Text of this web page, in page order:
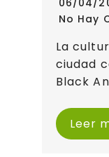
No Hay
La
ciudad
Black
Leer